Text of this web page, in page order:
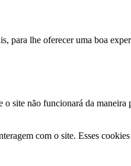
para lhe oferecer uma boa
o site não funcionará da maneira
com o site. Esses